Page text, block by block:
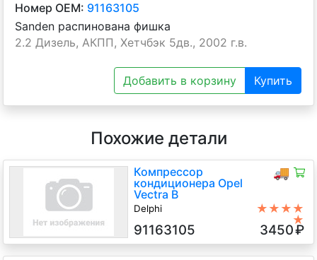
Номер OEM: 91163105
Sanden распинована фишка
2.2 Дизель, АКПП, Хетчбэк 5дв., 2002 г.в.
Добавить в корзину Купить
Похожие детали
🚚
Компрессор
кондиционера Opel
Vectra B
Delphi
1.6 Бензин, АКПП, Седан, 2001 г.в.
★★★★
★
91163105 3450₽